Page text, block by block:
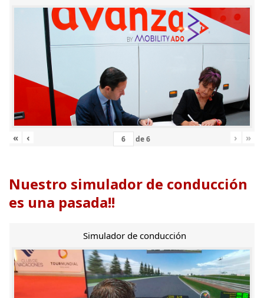
« ‹ de6 › »
Nuestro simulador de conducción
es una pasada!!
Simulador de conducción